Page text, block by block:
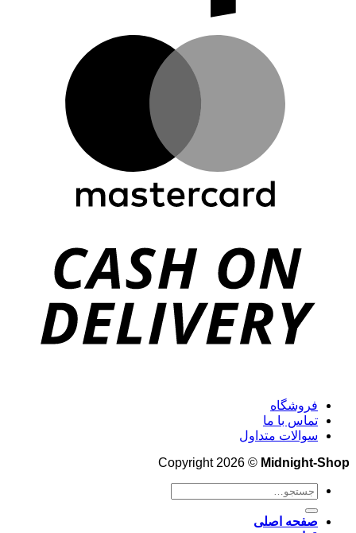
فروشگاه
تماس با ما
سوالات متداول
Copyright 2026 © Midnight-Shop
جستجو
صفحه اصلی